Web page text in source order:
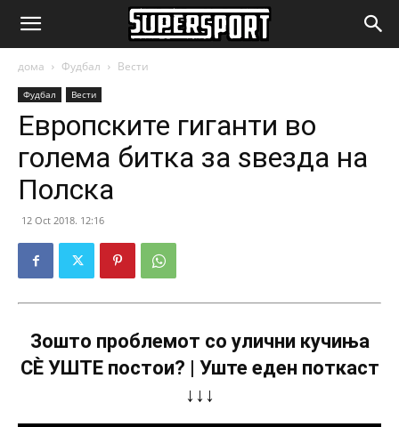
SuperSport.mk
дома Фудбал Вести
Фудбал Вести
Европските гиганти во
голема битка за ѕвезда на
Полска
12 Oct 2018. 12:16
Зошто проблемот со улични кучиња
СÈ УШТЕ постои? | Уште еден поткаст
↓↓↓